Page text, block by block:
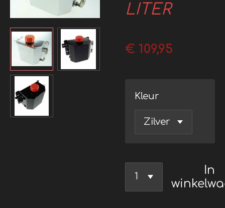
LITER
€ 109,95
Kleur
In